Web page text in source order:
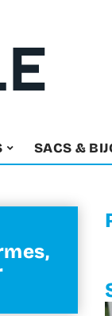
SACS &